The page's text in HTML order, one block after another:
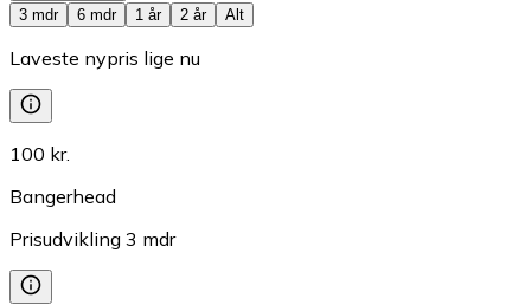
3 mdr
6 mdr 1 år 2 år Alt
Laveste nypris lige nu
100 kr.
Bangerhead
Prisudvikling 3 mdr